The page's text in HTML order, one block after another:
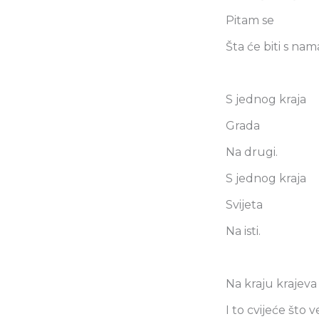
Pitam se
Šta će biti s
S jednog kraja
Grada
Na drugi.
S jednog kraja
Svijeta
Na isti.
Na kraju krajeva
I to cvijeće što